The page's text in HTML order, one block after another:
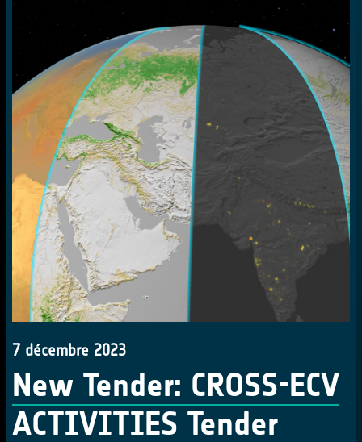
7 décembre 2023
New Tender: CROSS-ECV
ACTIVITIES Tender